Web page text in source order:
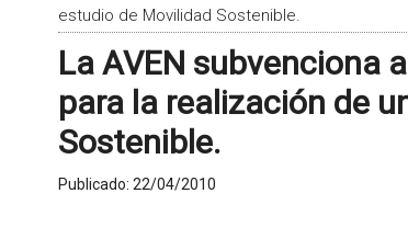
estudio de Movilidad Sostenible.
La AVEN subvenciona
para la realización de
Sostenible.
Publicado: 22/04/2010